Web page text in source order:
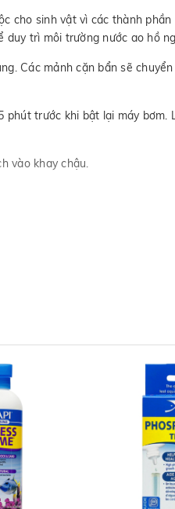
cho sinh vật vì các thành
trì môi trường nước ao hồ
Các mảnh cặn bẩn sẽ
phút trước khi bật lại máy bơm.
vào khay chậu.